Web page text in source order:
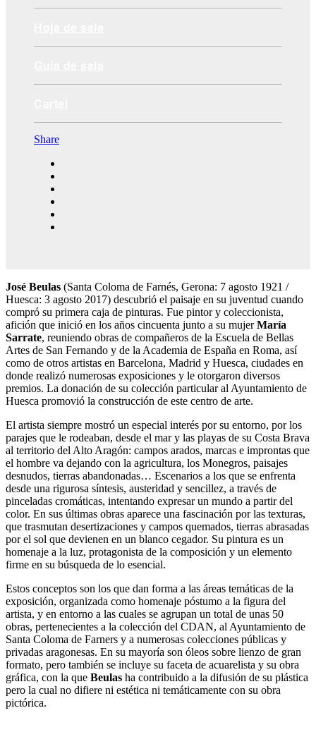
Share
José Beulas (Santa Coloma de Farnés, Gerona: 7 agosto 1921 /
Huesca: 3 agosto 2017) descubrió el paisaje en su juventud cuando
compró su primera caja de pinturas. Fue pintor y coleccionista,
afición que inició en los años cincuenta junto a su mujerMaría
Sarrate, reuniendo obras de compañeros de la Escuela de Bellas
Artes de San Fernando y de la Academia de España en Roma, así
como de otros artistas en Barcelona, Madrid y Huesca, ciudades en
donde realizó numerosas exposiciones y le otorgaron diversos
premios. La donación de su colección particular al Ayuntamiento de
Huesca promovió la construcción de este centro de arte.
El artista siempre mostró un especial interés por su entorno, por los
parajes que le rodeaban, desde el mar y las playas de su Costa Brava
al territorio del Alto Aragón: campos arados, marcas e improntas que
el hombre va dejando con la agricultura, los Monegros, paisajes
desnudos, tierras abandonadas… Escenarios a los que se enfrenta
desde una rigurosa síntesis, austeridad y sencillez, a través de
pinceladas cromáticas, intentando expresar un mundo a partir del
color. En sus últimas obras aparece una fascinación por las texturas,
que trasmutan desertizaciones y campos quemados, tierras abrasadas
por el sol que devienen en un blanco cegador. Su pintura es un
homenaje a la luz, protagonista de la composición y un elemento
firme en su búsqueda de lo esencial.
Estos conceptos son los que dan forma a las áreas temáticas de la
exposición, organizada como homenaje póstumo a la figura del
artista, y en entorno a las cuales se agrupan un total de unas 50
obras, pertenecientes a la colección del CDAN, al Ayuntamiento de
Santa Coloma de Farners y a numerosas colecciones públicas y
privadas aragonesas. En su mayoría son óleos sobre lienzo de gran
formato, pero también se incluye su faceta de acuarelista y su obra
gráfica, con la que Beulas ha contribuido a la difusión de su plástica
pero la cual no difiere ni estética ni temáticamente con su obra
pictórica.